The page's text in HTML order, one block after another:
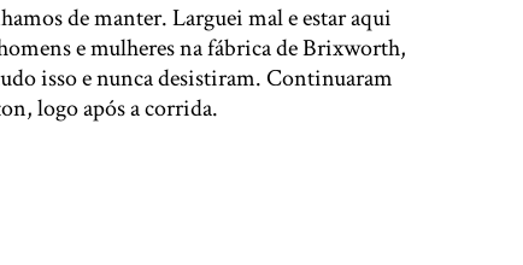
de manter. Larguei mal e estar aqui
e mulheres na fábrica de Brixworth,
isso e nunca desistiram. Continuaram
logo após a corrida.